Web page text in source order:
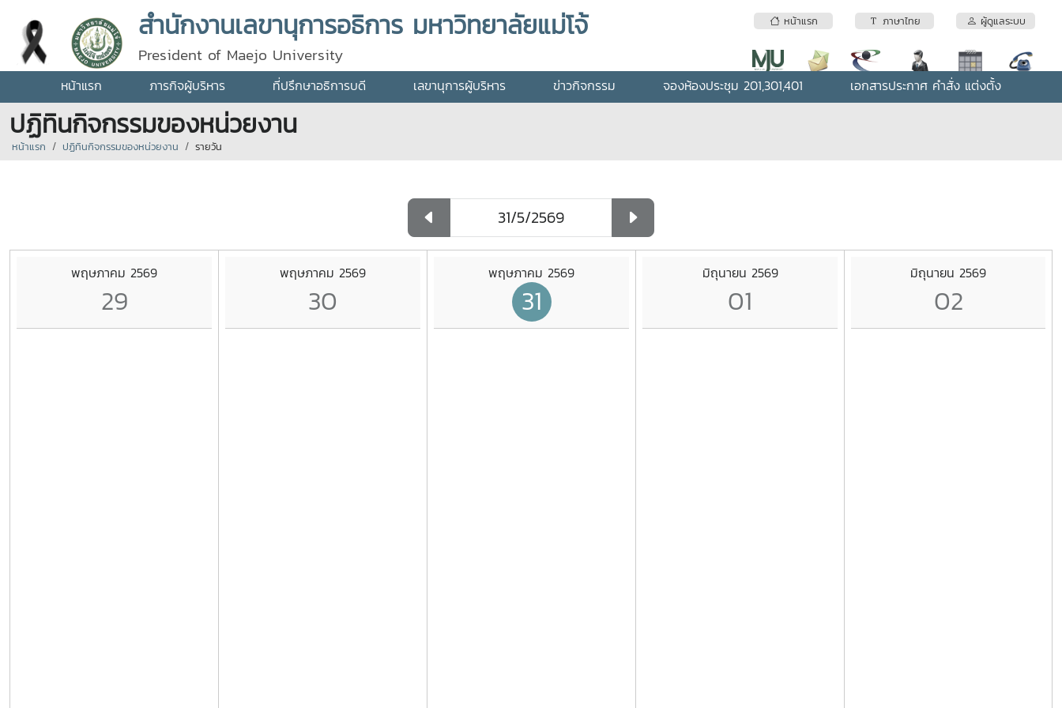
หน้าแรก ภาษาไทย ผู้ดูแลระบบ
สำนักงานเลขานุการอธิการ มหาวิทยาลัยแม่โจ้
President of Maejo University
หน้าแรก ภารกิจผู้บริหาร ที่ปรึกษาอธิการบดี เลขานุการผู้บริหาร ข่าวกิจกรรม จองห้องประชุม 201,301,401 เอกสารประกาศ คำสั่ง แต่งตั้ง
ปฏิทินกิจกรรมของหน่วยงาน
หน้าแรก ปฏิทินกิจกรรมของหน่วยงาน รายวัน
พฤษภาคม 2569
29
พฤษภาคม 2569
30
พฤษภาคม 2569
31
มิถุนายน 2569
01
มิถุนายน 2569
02